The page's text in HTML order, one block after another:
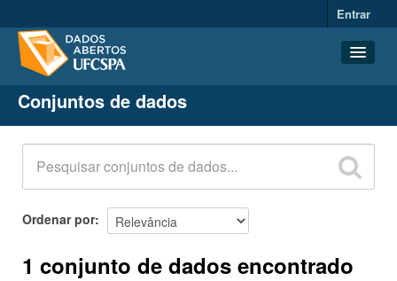
Entrar
Conjuntos de dados
Organizações
Grupos
Sobre
Conjuntos de dados
Ordenar por
1 conjunto de dados encontrado